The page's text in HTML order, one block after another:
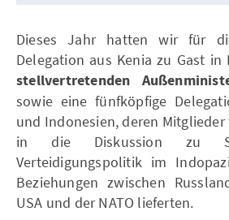
Dieses Jahr hatten wir für
Delegation aus Kenia zu Gast in
stellvertretenden
sowie eine fünfköpfige
und Indonesien, deren
in die Diskussion zu
Verteidigungspolitik im
Beziehungen zwischen
USA und der NATO lieferten.